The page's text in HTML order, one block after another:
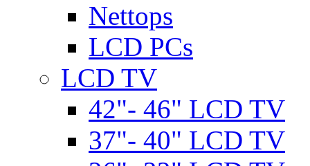
Nettops
LCD PCs
LCD TV
42"- 46" LCD TV
37"- 40" LCD TV